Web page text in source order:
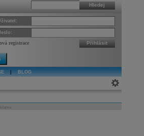
Hledej
registrace Přihlásit
BLOG